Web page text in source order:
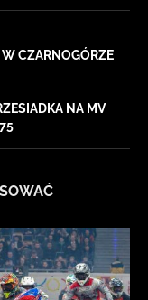
CZARNOGÓRZE
NA MV